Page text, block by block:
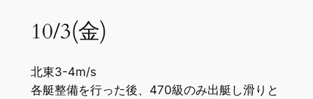
10/3(金)
北東3-4m/s
各艇整備を行った後、470級のみ出艇し滑りと